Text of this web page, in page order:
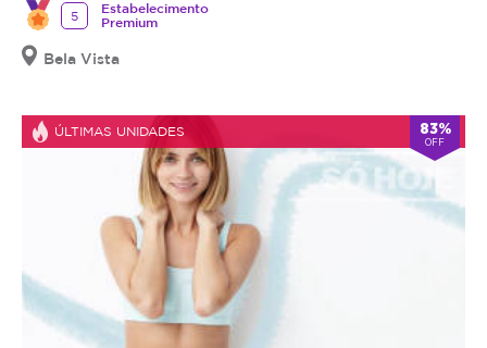
5
Estabelecimento
Premium
Bela Vista
ÚLTIMAS UNIDADES 83%
OFF